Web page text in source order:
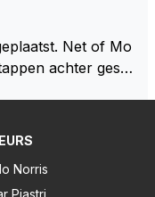
Net of Mo
achter geslo
Norris